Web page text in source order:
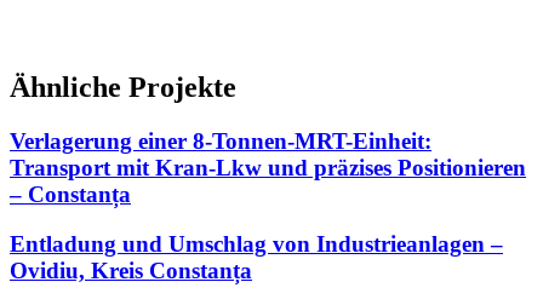
Ähnliche Projekte
Verlagerung einer 8-Tonnen-MRT-Einheit:
Transport mit Kran-Lkw und präzises Positionieren
– Constanța
Entladung und Umschlag von Industrieanlagen –
Ovidiu, Kreis Constanța